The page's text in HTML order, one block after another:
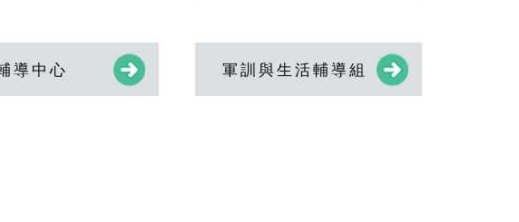
導中心 軍訓與生活輔導組